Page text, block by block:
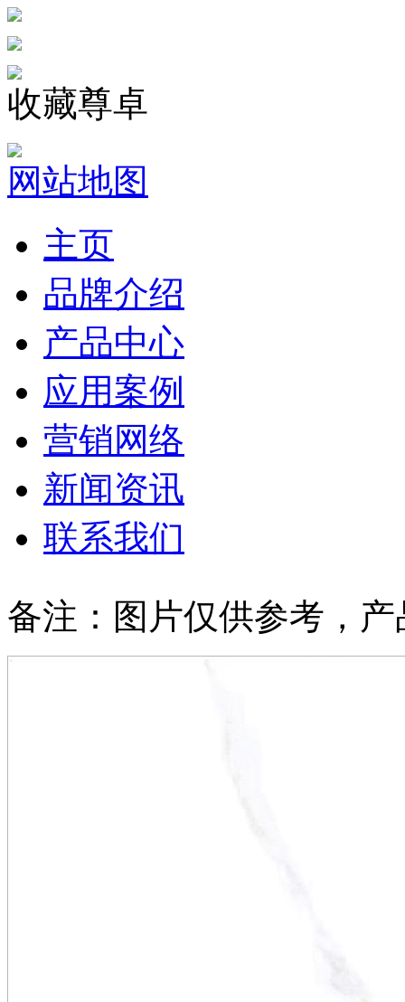
收藏尊卓
网站地图
主页
品牌介绍
产品中心
应用案例
营销网络
新闻资讯
联系我们
备注：图片仅供参考，